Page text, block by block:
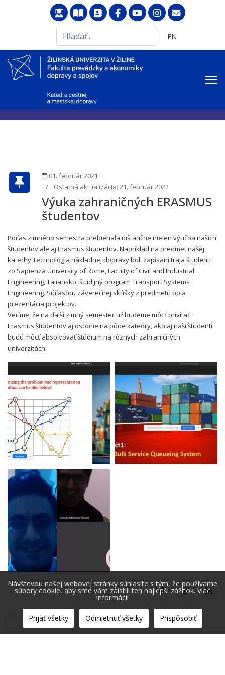
...
Vyberte váš jazyk
EN
01. február 2021
Ostatná aktualizácia: 21. február 2022
Výuka zahraničných ERASMUS
študentov
Počas zimného semestra prebiehala dištančne nielen výučba našich
študentov ale aj Erasmus študentov. Napríklad na predmet našej
katedry Technológia nákladnej dopravy boli zapísaní traja študenti
zo Sapienza University of Rome, Faculty of Civil and Industrial
Engineering, Taliansko, študijný program Transport Systems
Engineering. Súčasťou záverečnej skúšky z predmetu bola
prezentácia projektov.
Veríme, že na ďalší zimný semester už budeme môcť privítať
Erasmus študentov aj osobne na pôde katedry, ako aj naši študenti
budú môcť absolvovať štúdium na rôznych zahraničných
univerzitách.
Návštevou našej webovej stránky súhlasíte s tým, že používame
súbory cookie, aby sme vám zaistili ten najlepší zážitok. Viac
informácií
Prijať všetky Odmietnuť všetky Prispôsobiť